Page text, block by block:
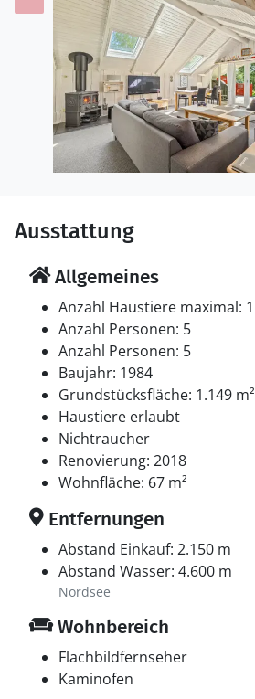
Ausstattung
Allgemeines
Anzahl Haustiere maximal: 1
Anzahl Personen: 5
Anzahl Personen: 5
Baujahr: 1984
Grundstücksfläche: 1.149 m²
Haustiere erlaubt
Nichtraucher
Renovierung: 2018
Wohnfläche: 67 m²
Entfernungen
Abstand Einkauf: 2.150 m
Abstand Wasser: 4.600 m
Nordsee
Wohnbereich
Flachbildfernseher
Kaminofen